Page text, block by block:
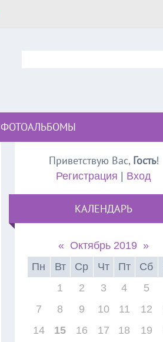
ФОТОАЛЬБОМЫ
Приветствую Вас, Гость!
Регистрация Вход
КАЛЕНДАРЬ
« Октябрь 2019 »
Пн
Вт Ср Чт Пт Сб
1
2 3 4 5
7
8 9 10 11 12
14
15 16 17 18 19